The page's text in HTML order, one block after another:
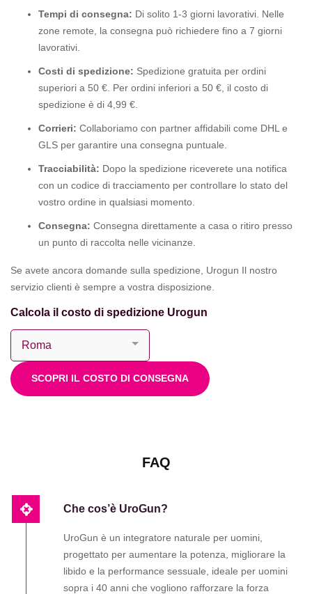
Tempi di consegna: Di solito 1-3 giorni lavorativi. Nelle
zone remote, la consegna può richiedere fino a 7 giorni
lavorativi.
Costi di spedizione: Spedizione gratuita per ordini
superiori a 50 €. Per ordini inferiori a 50 €, il costo di
spedizione è di 4,99 €.
Corrieri: Collaboriamo con partner affidabili come DHL e
GLS per garantire una consegna puntuale.
Tracciabilità: Dopo la spedizione riceverete una notifica
con un codice di tracciamento per controllare lo stato del
vostro ordine in qualsiasi momento.
Consegna: Consegna direttamente a casa o ritiro presso
un punto di raccolta nelle vicinanze.
Se avete ancora domande sulla spedizione, Urogun Il nostro
servizio clienti è sempre a vostra disposizione.
Calcola il costo di spedizione Urogun
SCOPRI IL COSTO DI CONSEGNA
FAQ
Che cos’è UroGun?
UroGun è un integratore naturale per uomini,
progettato per aumentare la potenza, migliorare la
libido e la performance sessuale, ideale per uomini
sopra i 40 anni che vogliono rafforzare la forza